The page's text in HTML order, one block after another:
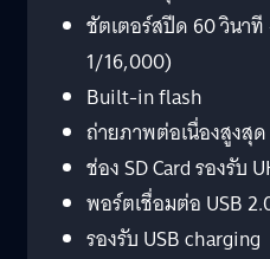
ชัตเตอร์สปีด 60 วินา
1/16,000)
Built-in flash
ถ่ายภาพต่อเนื่องสูงสุด
ช่อง SD Card รองรับ
พอร์ตเชื่อมต่อ USB
รองรับ USB charging